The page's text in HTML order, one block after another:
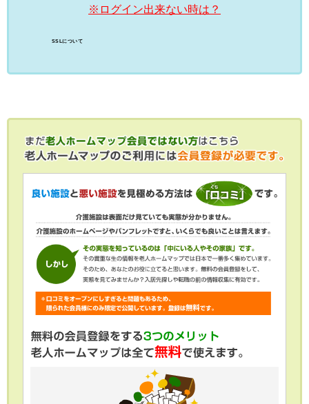
※ログイン出来ない時は？
SSLについて